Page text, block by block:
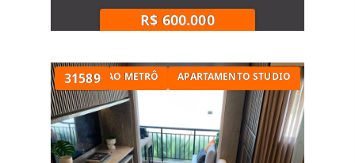
R$ 600.000
31589
STUDIO PRÓXIMO AO METRÔ APARTAMENTO STUDIO